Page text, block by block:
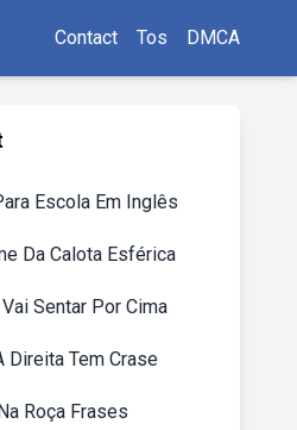
Contact Tos DMCA
Escola Em Inglês
Da Calota Esférica
Sentar Por Cima
Direita Tem Crase
Roça Frases